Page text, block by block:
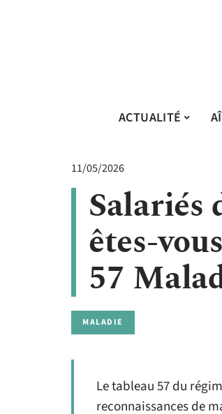
ACTUALITÉ
11/05/2026
Salariés
êtes-
57
MALADIE
Le tableau 57 du
reconnaissances de